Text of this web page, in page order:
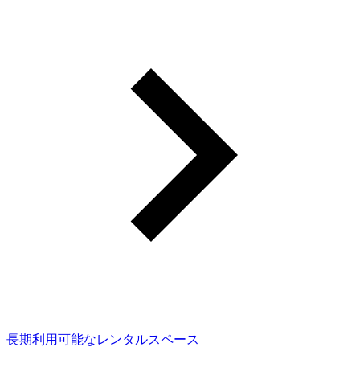
長期利用可能なレンタルスペース